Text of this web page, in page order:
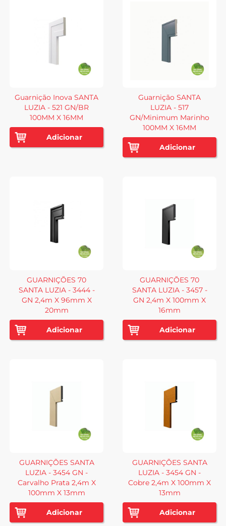
Guarnição Inova SANTA
LUZIA - 521 GN/BR
100MM X 16MM
Adicionar
Guarnição SANTA
LUZIA - 517
GN/Minimum Marinho
100MM X 16MM
Adicionar
GUARNIÇÕES 70
SANTA LUZIA - 3444 -
GN 2,4m X 96mm X
20mm
Adicionar
GUARNIÇÕES 70
SANTA LUZIA - 3457 -
GN 2,4m X 100mm X
16mm
Adicionar
GUARNIÇÕES SANTA
LUZIA - 3454 GN -
Carvalho Prata 2,4m X
100mm X 13mm
Adicionar
GUARNIÇÕES SANTA
LUZIA - 3454 GN -
Cobre 2,4m X 100mm X
13mm
Adicionar